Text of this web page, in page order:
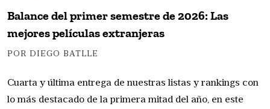
Balance del primer semestre de 2026: Las
mejores películas extranjeras
POR DIEGO BATLLE
Cuarta y última entrega de nuestras listas y rankings con
lo más destacado de la primera mitad del año, en este